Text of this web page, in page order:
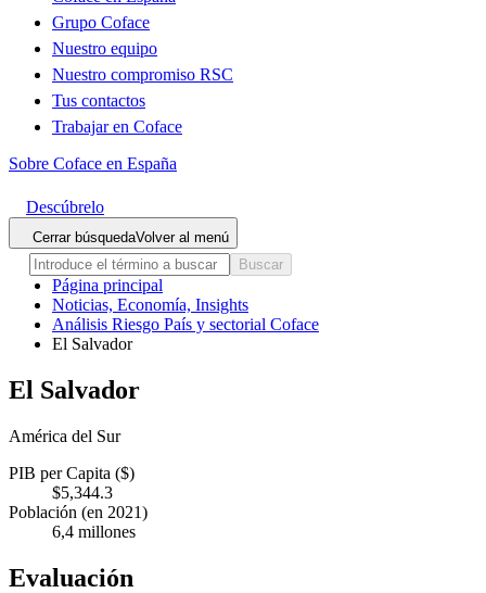
Grupo Coface
Nuestro equipo
Nuestro compromiso RSC
Tus contactos
Trabajar en Coface
Sobre Coface en España
Descúbrelo
Cerrar búsquedaVolver al menú
Buscar
Página principal
Noticias, Economía, Insights
Análisis Riesgo País y sectorial Coface
El Salvador
El Salvador
América del Sur
PIB per Capita ($)
$5,344.3
Población (en 2021)
6,4 millones
Evaluación